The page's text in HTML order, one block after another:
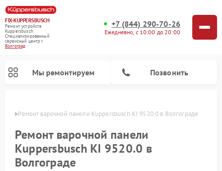
FIX-KUPPERSBUSCH
Ремонт устройств
Kuppersbusch
Специализированный
cервисный центр г.
Волгоград
+7 (844) 290-70-26
Ежедневно, с 10:00 до 20:00
Мы ремонтируем Позвонить
Ремонт варочной панели Kuppersbusch KI 9520.0 в Волгограде
Ремонт варочной панели
Kuppersbusch KI 9520.0 в
Волгограде